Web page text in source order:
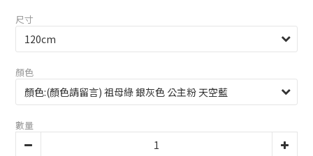
尺寸
顏色
數量